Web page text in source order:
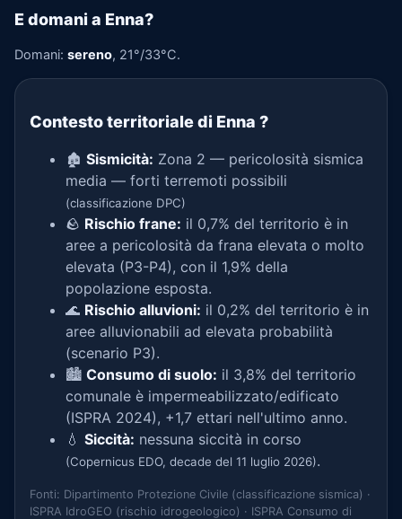
E domani a Enna?
Domani: sereno, 21°/33°C.
Contesto territoriale di Enna ?
🏚️ Sismicità: Zona 2 — pericolosità sismica
media — forti terremoti possibili
(classificazione DPC)
🪨 Rischio frane: il 0,7% del territorio è in
aree a pericolosità da frana elevata o molto
elevata (P3-P4), con il 1,9% della
popolazione esposta.
🌊 Rischio alluvioni: il 0,2% del territorio è in
aree alluvionabili ad elevata probabilità
(scenario P3).
🏙️ Consumo di suolo: il 3,8% del territorio
comunale è impermeabilizzato/edificato
(ISPRA 2024), +1,7 ettari nell'ultimo anno.
💧 Siccità: nessuna siccità in corso
(Copernicus EDO, decade del 11 luglio 2026).
Fonti: Dipartimento Protezione Civile (classificazione sismica) ·
ISPRA IdroGEO (rischio idrogeologico) · ISPRA Consumo di